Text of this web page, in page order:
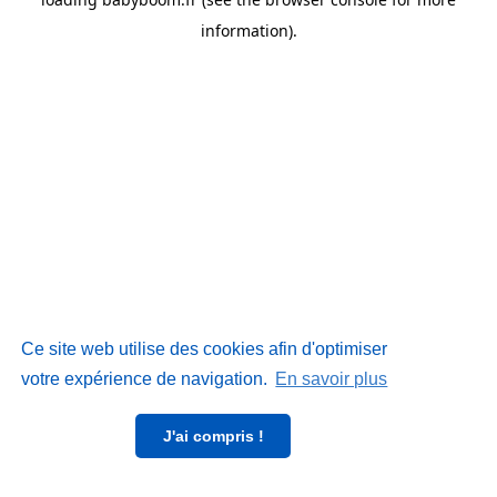
Ce site web utilise des cookies afin d'optimiser
votre expérience de navigation. En savoir plus
J'ai compris !
information).